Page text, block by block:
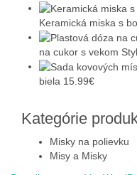
Keramická miska s
na cukor s vekom
biela 15.99€
Kategórie
Misky na polievku
Misy a Misky